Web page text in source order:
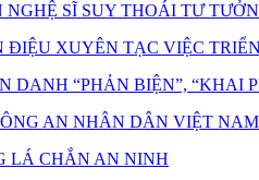
NGHỆ SĨ SUY THOÁI TƯ
XUYÊN TẠC VIỆC
DANH “PHẢN BIỆN”, “KHAI
AN NHÂN DÂN VIỆT
LÁ CHẮN AN NINH